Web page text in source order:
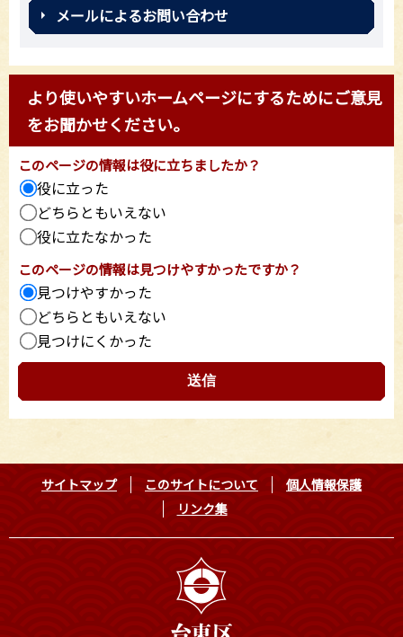
メールによるお問い合わせ
より使いやすいホームページにするためにご意見
をお聞かせください。
このページの情報は役に立ちましたか？
役に立った
どちらともいえない
役に立たなかった
このページの情報は見つけやすかったですか？
見つけやすかった
どちらともいえない
見つけにくかった
サイトマップ このサイトについて
個人情報保護
リンク集